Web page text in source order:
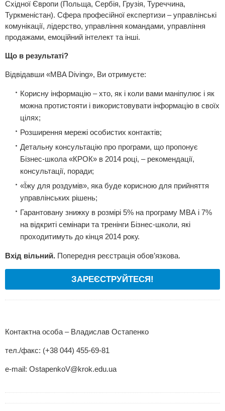
Східної Європи (Польща, Сербія, Грузія, Туреччина,
Туркменістан). Сфера професійної експертизи – управлінські
комунікації, лідерство, управління командами, управління
продажами, емоційний інтелект та інші.
Що в результаті?
Відвідавши «MBA Diving», Ви отримуєте:
Корисну інформацію – хто, як і коли вами маніпулює і як
можна протистояти і використовувати інформацію в своїх
цілях;
Розширення мережі особистих контактів;
Детальну консультацію про програми, що пропонує
Бізнес-школа «КРОК» в 2014 році, – рекомендації,
консультації, поради;
«Їжу для роздумів», яка буде корисною для прийняття
управлінських рішень;
Гарантовану знижку в розмірі 5% на програму МВА і 7%
на відкриті семінари та тренінги Бізнес-школи, які
проходитимуть до кінця 2014 року.
Вхід вільний. Попередня реєстрація обов’язкова.
ЗАРЕЄСТРУЙТЕСЯ!
Контактна особа – Владислав Остапенко
тел./факс: (+38 044) 455-69-81
e-mail: OstapenkoV@krok.edu.ua